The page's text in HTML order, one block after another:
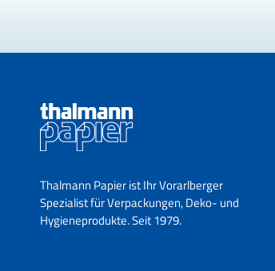
Thalmann Papier ist Ihr Vorarlberger
Spezialist für Verpackungen, Deko- und
Hygieneprodukte. Seit 1979.